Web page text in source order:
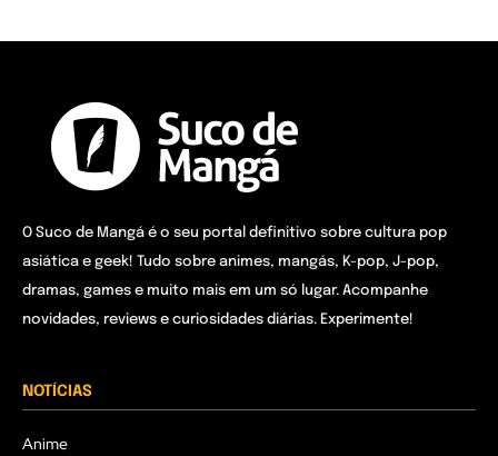
O Suco de Mangá é o seu portal definitivo sobre cultura pop
asiática e geek! Tudo sobre animes, mangás, K-pop, J-pop,
dramas, games e muito mais em um só lugar. Acompanhe
novidades, reviews e curiosidades diárias. Experimente!
NOTÍCIAS
Anime